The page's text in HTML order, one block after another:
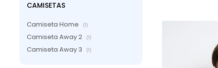
CAMISETAS
Camiseta Home (1)
Camiseta Away 2 (1)
Camiseta Away 3 (1)